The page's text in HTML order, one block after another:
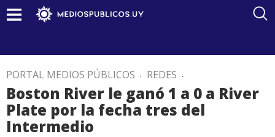
PORTAL MEDIOS PÚBLICOS . REDES .
Boston River le ganó 1 a 0 a River
Plate por la fecha tres del
Intermedio